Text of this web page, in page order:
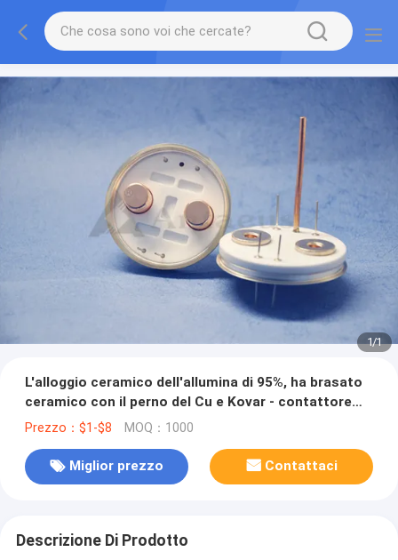
1/1
L'alloggio ceramico dell'allumina di 95%, ha brasato
ceramico con il perno del Cu e Kovar - contattore
brasato metallo
Prezzo：$1-$8 MOQ：1000
Miglior prezzo Contattaci
Descrizione Di Prodotto